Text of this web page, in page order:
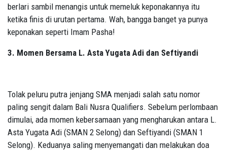
berlari sambil menangis untuk memeluk keponakannya itu
ketika finis di urutan pertama. Wah, bangga banget ya punya
keponakan seperti Imam Pasha!
3. Momen Bersama L. Asta Yugata Adi dan Seftiyandi
Tolak peluru putra jenjang SMA menjadi salah satu nomor
paling sengit dalam Bali Nusra Qualifiers. Sebelum perlombaan
dimulai, ada momen kebersamaan yang mengharukan antara L.
Asta Yugata Adi (SMAN 2 Selong) dan Seftiyandi (SMAN 1
Selong). Keduanya saling menyemangati dan melakukan doa